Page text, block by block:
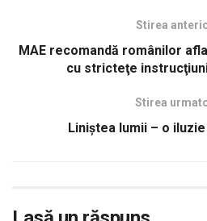
Stirea
MAE recomandă românilor
cu stricteţe
Stirea
Liniștea lumii – o